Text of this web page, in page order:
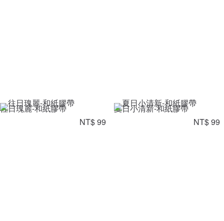
往日瑰麗-和紙膠帶
NT$ 99
夏日小清新-和紙膠帶
NT$ 99